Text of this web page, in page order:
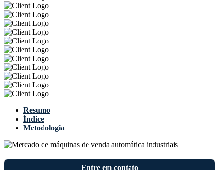
Resumo
Índice
Metodologia
Entre em contato